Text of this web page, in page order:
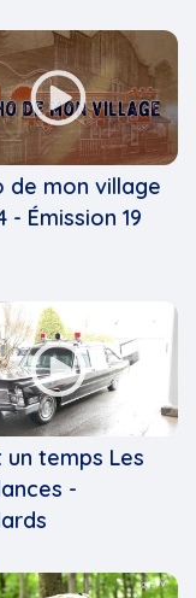
de mon village
- Émission 19
un temps Les
-